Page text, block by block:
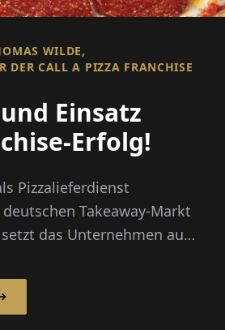
WILDE,
DER CALL A PIZZA FRANCHISE
Einsatz
Erfolg!
Pizzalieferdienst
Takeaway-Markt
das Unternehmen auf